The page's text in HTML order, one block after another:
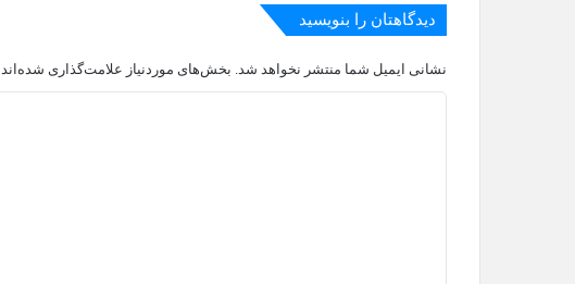
دیدگاهتان را بنویسید
نشانی ایمیل شما منتشر نخواهد شد. بخش‌های موردنیاز علامت‌گذاری شده‌اند